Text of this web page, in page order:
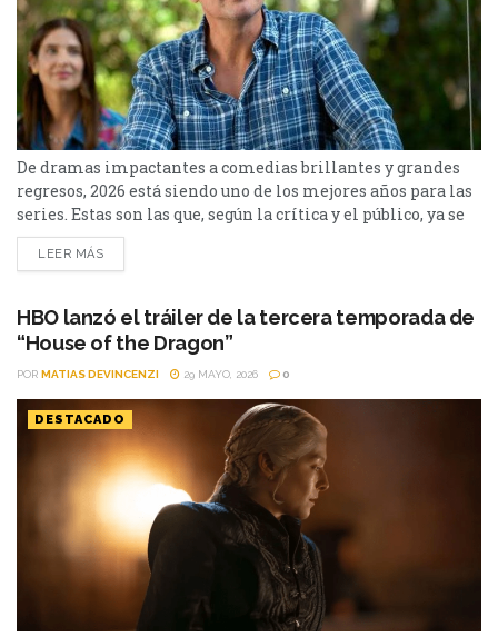
De dramas impactantes a comedias brillantes y grandes
regresos, 2026 está siendo uno de los mejores años para las
series. Estas son las que, según la crítica y el público, ya se
perfilan entre lo mejor de la temporada. Ingresamos en
julio, y desde Cinéfilos, escogimos las 10 mejores series del
LEER MÁS
HBO lanzó el tráiler de la tercera temporada de
“House of the Dragon”
POR MATIAS DEVINCENZI 29 MAYO, 2026 0
DESTACADO